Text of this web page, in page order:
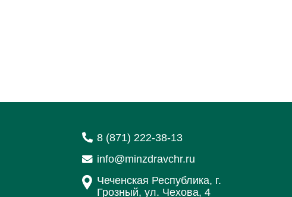
8 (871) 222-38-13
info@minzdravchr.ru
Чеченская Республика, г.
Грозный, ул. Чехова, 4